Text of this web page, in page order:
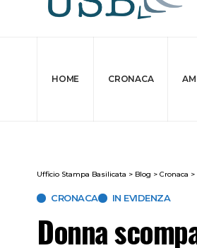
HOME CRONACA
Ufficio Stampa Basilicata > Blog > Cronaca >
CRONACA IN EVIDENZA
Donna